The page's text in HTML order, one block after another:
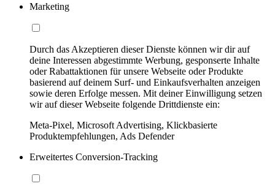
Marketing
Durch das Akzeptieren dieser Dienste können wir dir auf
deine Interessen abgestimmte Werbung, gesponserte Inhalte
oder Rabattaktionen für unsere Webseite oder Produkte
basierend auf deinem Surf- und Einkaufsverhalten anzeigen
sowie deren Erfolge messen. Mit deiner Einwilligung setzen
wir auf dieser Webseite folgende Drittdienste ein:
Meta-Pixel, Microsoft Advertising, Klickbasierte
Produktempfehlungen, Ads Defender
Erweitertes Conversion-Tracking